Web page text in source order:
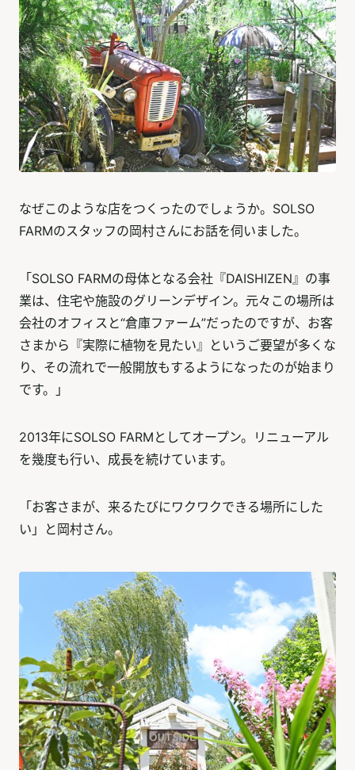
なぜこのような店をつくったのでしょうか。SOLSO
FARMのスタッフの岡村さんにお話を伺いました。
「SOLSO FARMの母体となる会社『DAISHIZEN』の事
業は、住宅や施設のグリーンデザイン。元々この場所は
会社のオフィスと“倉庫ファーム”だったのですが、お客
さまから『実際に植物を見たい』というご要望が多くな
り、その流れで一般開放もするようになったのが始まり
です。」
2013年にSOLSO FARMとしてオープン。リニューアル
を幾度も行い、成長を続けています。
「お客さまが、来るたびにワクワクできる場所にした
い」と岡村さん。